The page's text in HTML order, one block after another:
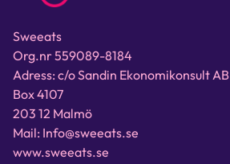
Sweeats
Org.nr 559089-8184
Adress: c/o Sandin Ekonomikonsult AB
Box 4107
203 12 Malmö
Mail: Info@sweeats.se
www.sweeats.se